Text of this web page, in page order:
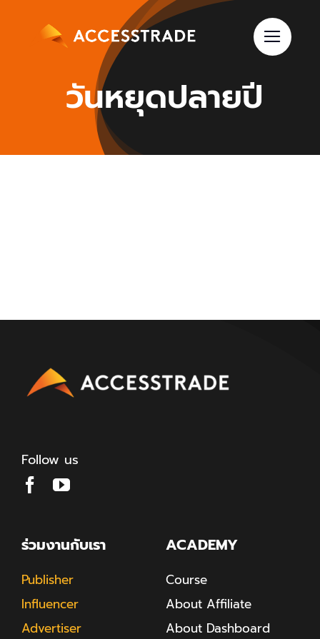
วันหยุดปลายปี
Follow us
ร่วมงานกับเรา
Publisher
Influencer
Advertiser
ACADEMY
Course
About Affiliate
About Dashboard